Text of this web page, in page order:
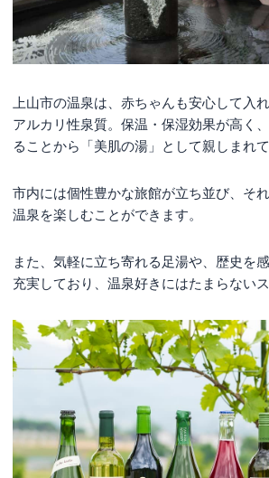
上山市の温泉は、赤ちゃんも安心して入
アルカリ性泉質。保温・保湿効果が高く
ることから「美肌の湯」として親しまれて
市内には個性豊かな旅館が立ち並び、そ
温泉を楽しむことができます。
また、気軽に立ち寄れる足湯や、歴史を
充実しており、温泉好きにはたまらないス